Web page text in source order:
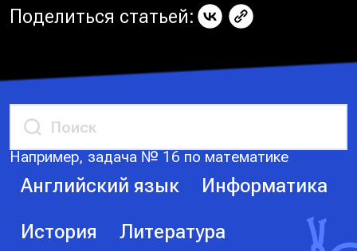
Поделиться статьей:
Например, задача № 16 по математике
Английский язык Информатика
История Литература